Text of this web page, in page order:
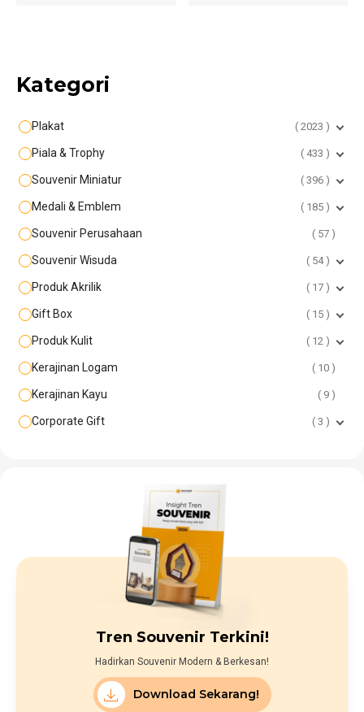
Kategori
Plakat 2023
Piala & Trophy 433
Souvenir Miniatur 396
Medali & Emblem 185
Souvenir Perusahaan 57
Souvenir Wisuda 54
Produk Akrilik 17
Gift Box 15
Produk Kulit 12
Kerajinan Logam 10
Kerajinan Kayu 9
Corporate Gift 3
Tren Souvenir Terkini!
Hadirkan Souvenir Modern & Berkesan!
Download Sekarang!